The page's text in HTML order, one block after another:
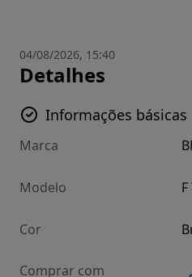
04/08/2026, 15:40
Detalhes
Informações básicas
Marca
Modelo
Cor
Comprar com